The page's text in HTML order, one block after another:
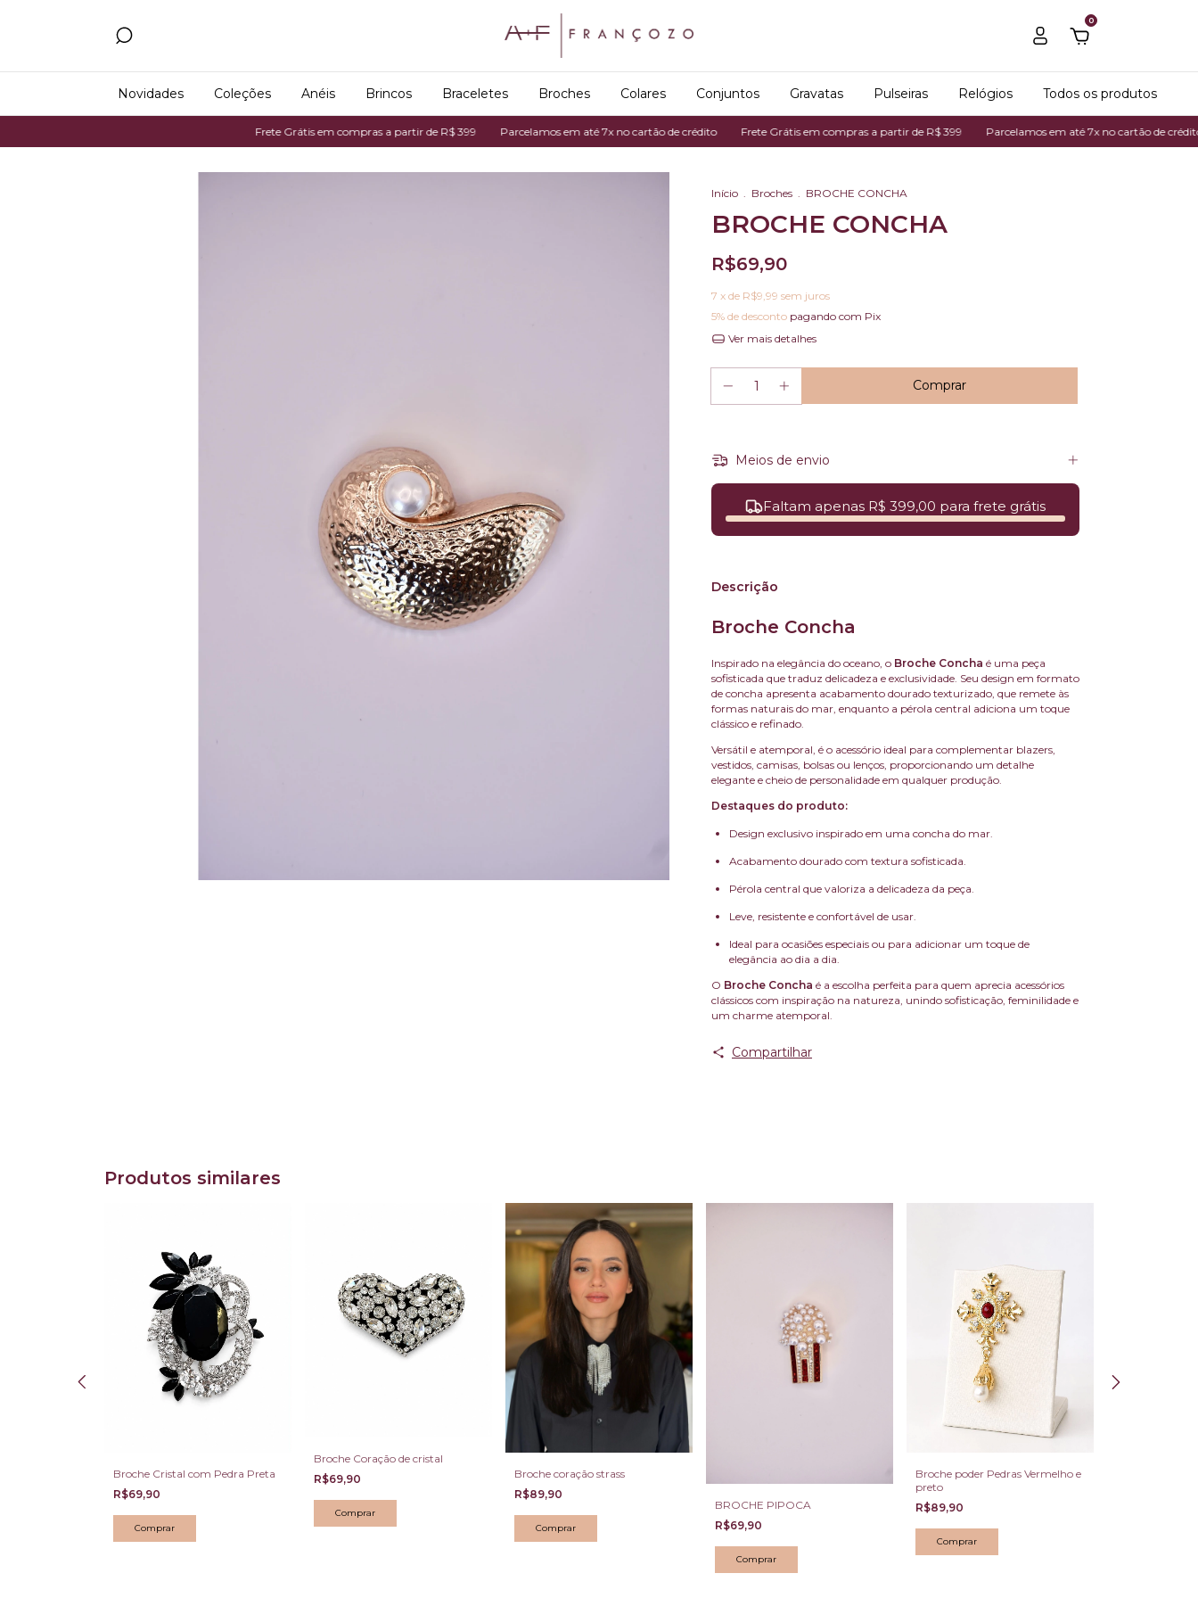
0
Novidades Coleções Anéis Brincos Braceletes Broches Colares Conjuntos Gravatas Pulseiras Relógios Todos os produtos
Frete Grátis em compras a partir de R$ 399 Parcelamos em até 7x no cartão de crédito Frete Grátis em compras a partir de R$ 399 Parcelamos em até 7x no cartão de crédito
Início . Broches . BROCHE CONCHA
BROCHE CONCHA
R$69,90
7 x de R$9,99 sem juros
5% de desconto pagando com Pix
Ver mais detalhes
Meios de envio
Faltam apenas R$ 399,00 para frete grátis
Descrição
Broche Concha
Inspirado na elegância do oceano, o Broche Concha é uma peça
sofisticada que traduz delicadeza e exclusividade. Seu design em formato
de concha apresenta acabamento dourado texturizado, que remete às
formas naturais do mar, enquanto a pérola central adiciona um toque
clássico e refinado.
Versátil e atemporal, é o acessório ideal para complementar blazers,
vestidos, camisas, bolsas ou lenços, proporcionando um detalhe
elegante e cheio de personalidade em qualquer produção.
Destaques do produto:
Design exclusivo inspirado em uma concha do mar.
Acabamento dourado com textura sofisticada.
Pérola central que valoriza a delicadeza da peça.
Leve, resistente e confortável de usar.
Ideal para ocasiões especiais ou para adicionar um toque de
elegância ao dia a dia.
O Broche Concha é a escolha perfeita para quem aprecia acessórios
clássicos com inspiração na natureza, unindo sofisticação, feminilidade e
um charme atemporal.
Compartilhar
Produtos similares
Broche Cristal com Pedra Preta
R$69,90
Broche Coração de cristal
R$69,90
Broche coração strass
R$89,90
BROCHE PIPOCA
R$69,90
Broche poder Pedras Vermelho e
preto
R$89,90
Comprar